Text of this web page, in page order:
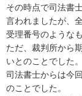
その時点で司法書
言われましたが、
受理番号のような
ただ、裁判所から
いとのことでした。
司法書士からは今
のことでした。